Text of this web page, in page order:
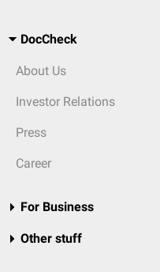
DocCheck
About Us
Investor Relations
Press
Career
For Business
Other stuff